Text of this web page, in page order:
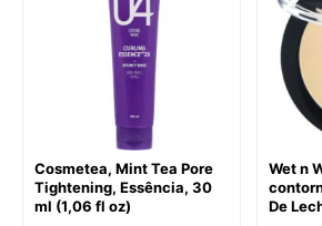
Cosmetea, Mint Tea Pore
Tightening, Essência, 30
ml (1,06 fl oz)
Wet n
De